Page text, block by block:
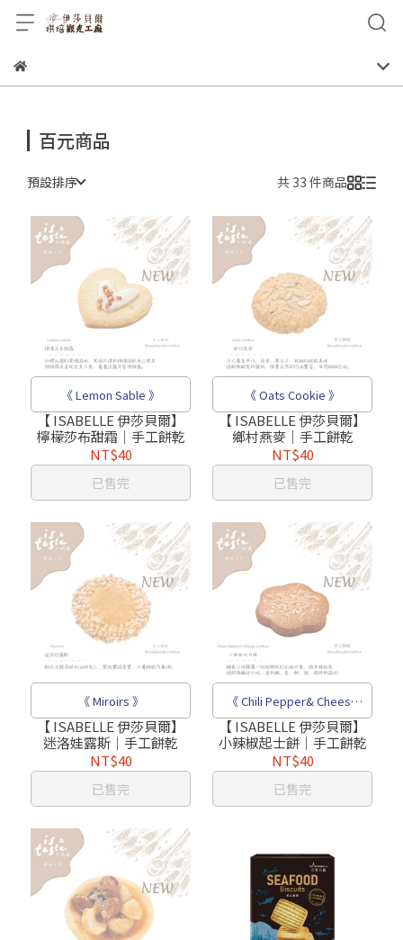
百元商品
預設排序 共 33 件商品
《 Lemon Sable 》
【 ISABELLE 伊莎貝爾】
檸檬莎布甜霜｜手工餅乾
NT$40
已售完
《 Oats Cookie 》
【 ISABELLE 伊莎貝爾】
鄉村燕麥｜手工餅乾
NT$40
已售完
《 Miroirs 》
【 ISABELLE 伊莎貝爾】
迷洛娃露斯｜手工餅乾
NT$40
已售完
《 Chili Pepper& Cheese
Cookie 》
【 ISABELLE 伊莎貝爾】
小辣椒起士餅｜手工餅乾
NT$40
已售完